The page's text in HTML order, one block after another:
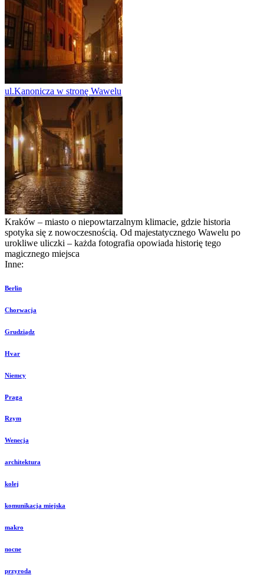
ul.Kanonicza w stronę Wawelu
Kraków – miasto o niepowtarzalnym klimacie, gdzie historia
spotyka się z nowoczesnością. Od majestatycznego Wawelu po
urokliwe uliczki – każda fotografia opowiada historię tego
magicznego miejsca
Inne:
Berlin
Chorwacja
Grudziądz
Hvar
Niemcy
Praga
Rzym
Wenecja
architektura
kolej
komunikacja miejska
makro
nocne
przyroda